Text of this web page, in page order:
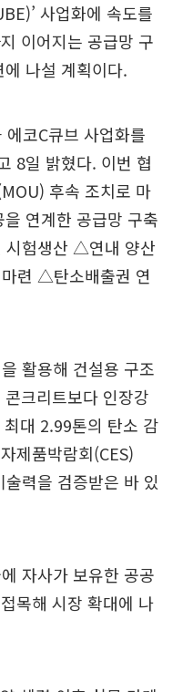
사업화에 속도를
이어지는 공급망 구
나설 계획이다.
코C큐브 사업화를
8일 밝혔다. 이번 협
후속 조치로 마
을 연계한 공급망 구축
험생산 △연내 양산
련 △탄소배출권 연
활용해 건설용 구조
크리트보다 인장강
대 2.99톤의 탄소 감
제품박람회(CES)
력을 검증받은 바 있
자사가 보유한 공공
목해 시장 확대에 나